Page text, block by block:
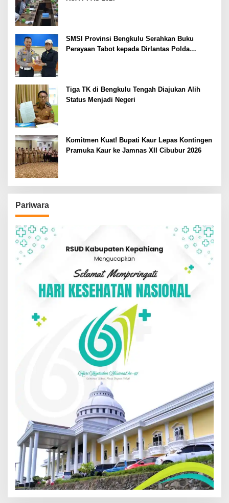
SMSI Provinsi Bengkulu Serahkan Buku
Perayaan Tabot kepada Dirlantas Polda
Tiga TK di Bengkulu Tengah Diajukan Alih
Status Menjadi Negeri
Komitmen Kuat! Bupati Kaur Lepas Kontingen
Pramuka Kaur ke Jamnas XII Cibubur 2026
Pariwara